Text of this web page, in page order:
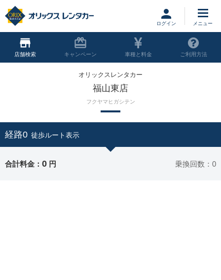
ログイン
店舗 キャンペーン 車種と料金 ご利用方法
オリックスレンタカー
福山東店
フクヤマヒガシテン
経路0 徒歩ルート表示
合計料金： 0 円 乗換回数：0